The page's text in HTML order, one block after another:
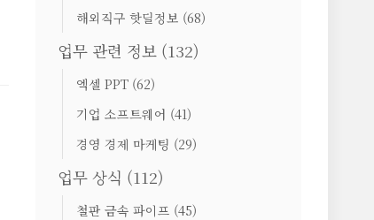
해외직구 핫딜정보 (68)
업무 관련 정보 (132)
엑셀 PPT (62)
기업 소프트웨어 (41)
경영 경제 마케팅 (29)
업무 상식 (112)
철판 금속 파이프 (45)